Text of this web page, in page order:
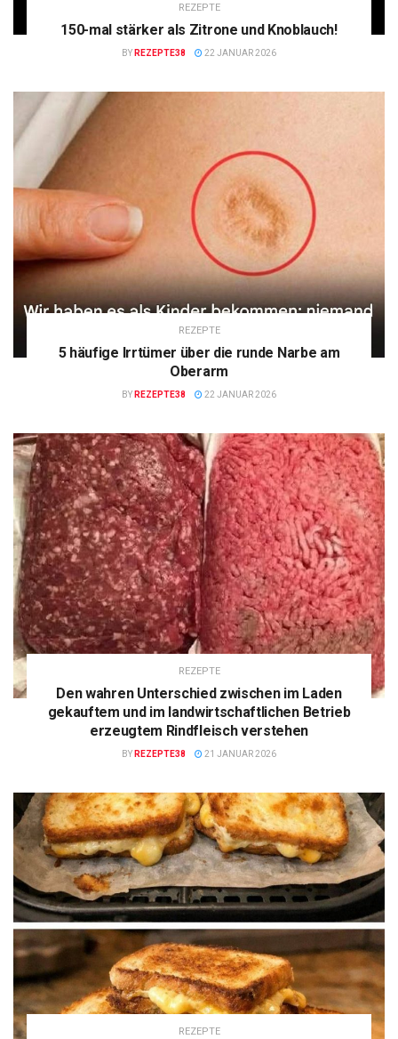
REZEPTE
150-mal stärker als Zitrone und Knoblauch!
BY REZEPTE38 22 JANUAR 2026
REZEPTE
5 häufige Irrtümer über die runde Narbe am
Oberarm
BY REZEPTE38 22 JANUAR 2026
REZEPTE
Den wahren Unterschied zwischen im Laden
gekauftem und im landwirtschaftlichen Betrieb
erzeugtem Rindfleisch verstehen
BY REZEPTE38 21 JANUAR 2026
REZEPTE